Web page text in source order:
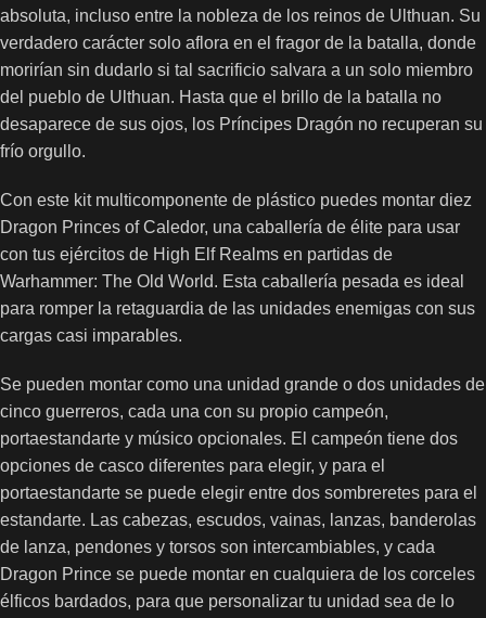
absoluta, incluso entre la nobleza de los reinos de Ulthuan. Su
verdadero carácter solo aflora en el fragor de la batalla, donde
morirían sin dudarlo si tal sacrificio salvara a un solo miembro
del pueblo de Ulthuan. Hasta que el brillo de la batalla no
desaparece de sus ojos, los Príncipes Dragón no recuperan su
frío orgullo.
Con este kit multicomponente de plástico puedes montar diez
Dragon Princes of Caledor, una caballería de élite para usar
con tus ejércitos de High Elf Realms en partidas de
Warhammer: The Old World. Esta caballería pesada es ideal
para romper la retaguardia de las unidades enemigas con sus
cargas casi imparables.
Se pueden montar como una unidad grande o dos unidades de
cinco guerreros, cada una con su propio campeón,
portaestandarte y músico opcionales. El campeón tiene dos
opciones de casco diferentes para elegir, y para el
portaestandarte se puede elegir entre dos sombreretes para el
estandarte. Las cabezas, escudos, vainas, lanzas, banderolas
de lanza, pendones y torsos son intercambiables, y cada
Dragon Prince se puede montar en cualquiera de los corceles
élficos bardados, para que personalizar tu unidad sea de lo